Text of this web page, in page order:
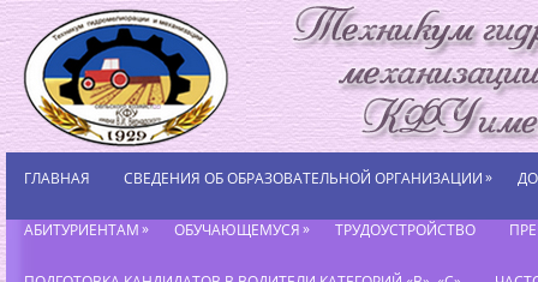
ГЛАВНАЯ СВЕДЕНИЯ ОБ ОБРАЗОВАТЕЛЬНОЙ ОРГАНИЗАЦИИ»
АБИТУРИЕНТАМ» ОБУЧАЮЩЕМУСЯ» ТРУДОУСТРОЙСТВО